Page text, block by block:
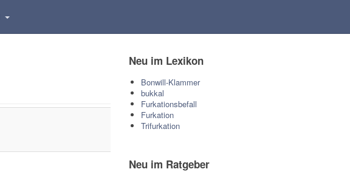
Neu im Lexikon
Bonwill-Klammer
bukkal
Furkationsbefall
Furkation
Trifurkation
Neu im Ratgeber